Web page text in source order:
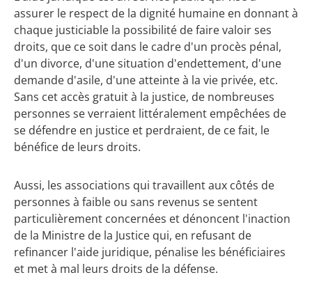
assurer le respect de la dignité humaine en donnant à
chaque justiciable la possibilité de faire valoir ses
droits, que ce soit dans le cadre d'un procès pénal,
d'un divorce, d'une situation d'endettement, d'une
demande d'asile, d'une atteinte à la vie privée, etc.
Sans cet accès gratuit à la justice, de nombreuses
personnes se verraient littéralement empêchées de
se défendre en justice et perdraient, de ce fait, le
bénéfice de leurs droits.
Aussi, les associations qui travaillent aux côtés de
personnes à faible ou sans revenus se sentent
particulièrement concernées et dénoncent l'inaction
de la Ministre de la Justice qui, en refusant de
refinancer l'aide juridique, pénalise les bénéficiaires
et met à mal leurs droits de la défense.